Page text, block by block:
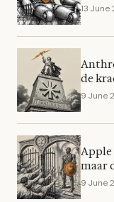
13 June
de
9 June
maar
9 June